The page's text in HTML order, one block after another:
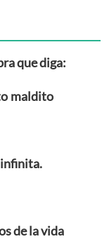
que diga:
maldito
infinita.
de la vida